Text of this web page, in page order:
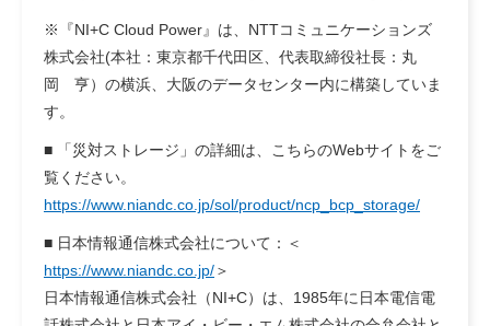
※『NI+C Cloud Power』は、NTTコミュニケーションズ
株式会社(本社：東京都千代田区、代表取締役社長：丸
岡 亨）の横浜、大阪のデータセンター内に構築していま
す。
■ 「災対ストレージ」の詳細は、こちらのWebサイトをご
覧ください。
https://www.niandc.co.jp/sol/product/ncp_bcp_storage/
■ 日本情報通信株式会社について：＜
https://www.niandc.co.jp/＞
日本情報通信株式会社（NI+C）は、1985年に日本電信電